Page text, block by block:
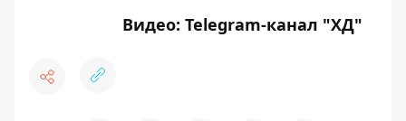
Видео: Telegram-канал "ХД"